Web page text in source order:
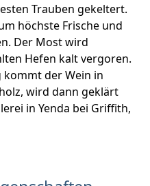
Trauben gekeltert.
höchste Frische und
Der Most wird
Hefen kalt vergoren.
kommt der Wein in
wird dann geklärt
in Yenda bei Griffith,